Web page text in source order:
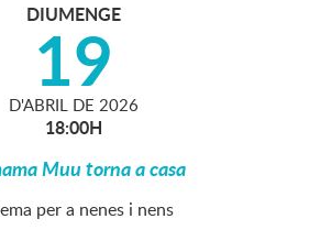
DIUMENGE
19
D'ABRIL DE 2026
18:00H
Muu torna a casa
per a nenes i nens